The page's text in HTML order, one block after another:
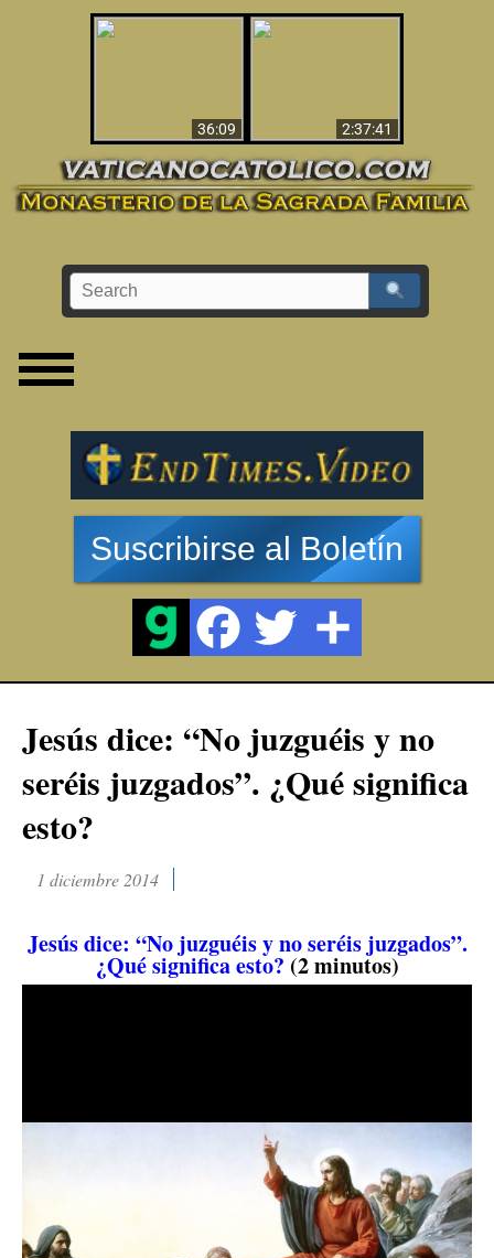
36:09
2:37:41
Suscribirse al Boletín
Jesús dice: “No juzguéis y no
seréis juzgados”. ¿Qué significa
esto?
1 diciembre 2014
Jesús dice: “No juzguéis y no seréis juzgados”.
¿Qué significa esto? (2 minutos)